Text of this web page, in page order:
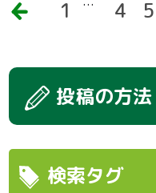
前
1 … 4 5
投稿の方法
検索タグ